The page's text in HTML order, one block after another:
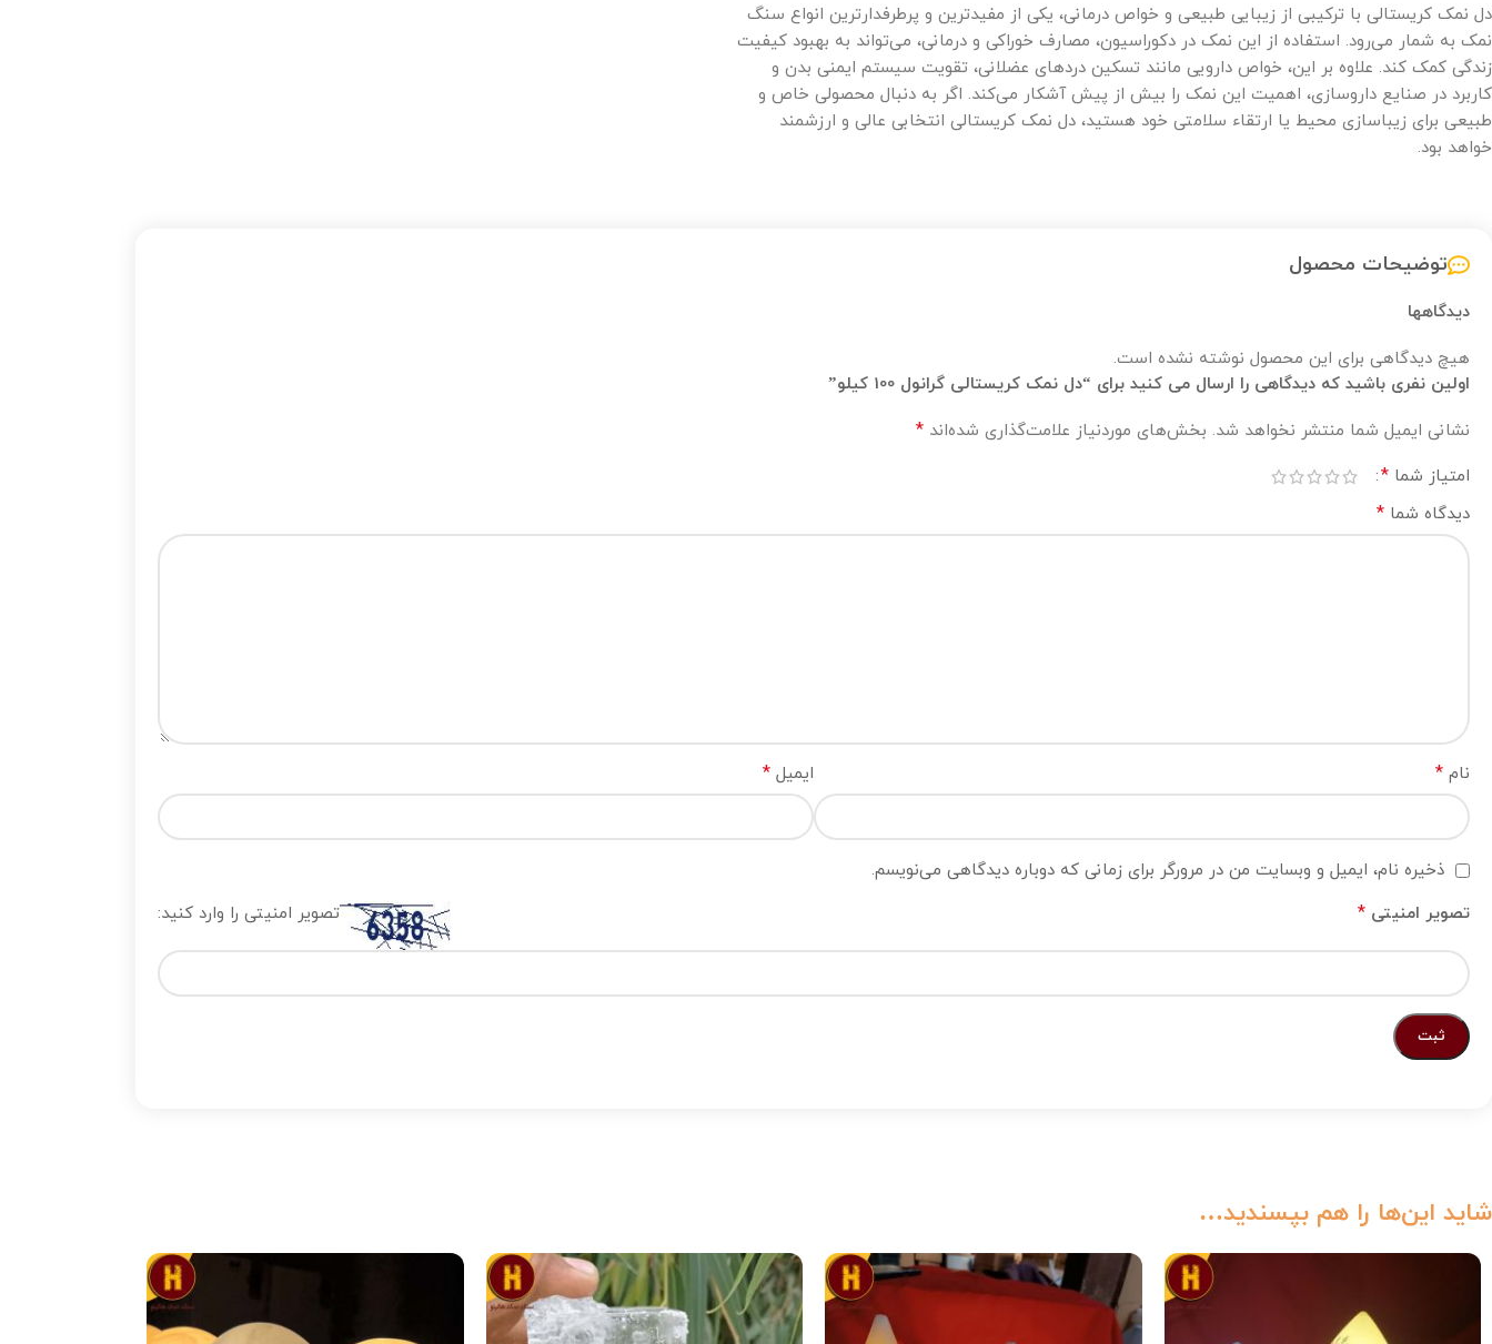
دل نمک کریستالی با ترکیبی از زیبایی طبیعی و خواص درمانی، یکی از مفیدترین و پرطرفدارترین انواع سنگ
نمک به شمار می‌رود. استفاده از این نمک در دکوراسیون، مصارف خوراکی و درمانی، می‌تواند به بهبود کیفیت
زندگی کمک کند. علاوه بر این، خواص دارویی مانند تسکین دردهای عضلانی، تقویت سیستم ایمنی بدن و
کاربرد در صنایع داروسازی، اهمیت این نمک را بیش از پیش آشکار می‌کند. اگر به دنبال محصولی خاص و
طبیعی برای زیباسازی محیط یا ارتقاء سلامتی خود هستید، دل نمک کریستالی انتخابی عالی و ارزشمند
خواهد بود.
توضیحات محصول
دیدگاهها
هیچ دیدگاهی برای این محصول نوشته نشده است.
اولین نفری باشید که دیدگاهی را ارسال می کنید برای “دل نمک کریستالی گرانول 100 کیلو”
نشانی ایمیل شما منتشر نخواهد شد. بخش‌های موردنیاز علامت‌گذاری شده‌اند *
امتیاز شما *
دیدگاه شما *
نام * ایمیل *
ذخیره نام، ایمیل و وبسایت من در مرورگر برای زمانی که دوباره دیدگاهی می‌نویسم.
تصویر امنیتی * تصویر امنیتی را وارد کنید:
شاید این‌ها را هم بپسندید…